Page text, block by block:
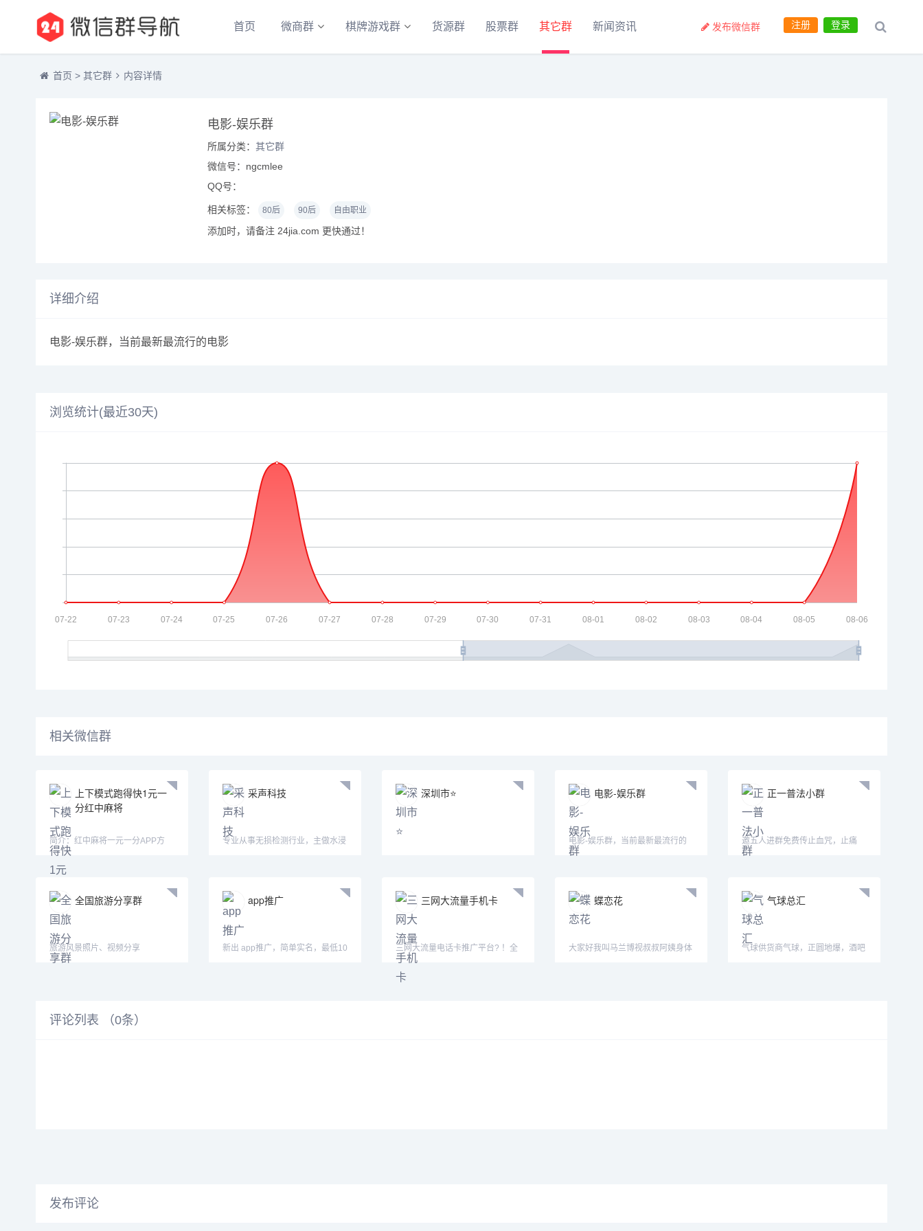
首页 微商群 棋牌游戏群 货源群 股票群 其它群 新闻资讯 登录
注册
发布微信群
首页 > 其它群 内容详情
电影-娱乐群
所属分类： 其它群
微信号：ngcmlee
QQ号：
相关标签： 80后 90后 自由职业
添加时，请备注 24jia.com 更快通过！
详细介绍
电影-娱乐群，当前最新最流行的电影
浏览统计(最近30天)
相关微信群
上下模式跑得快1元一
分红中麻将
简介：红中麻将一元一分APP方
式：认准微—mj33656—mimi15
采声科技
专业从事无损检测行业，主做水浸
深圳市⭐️ 电影-娱乐群
电影-娱乐群，当前最新最流行的
电影
正一普法小群
邀五人进群免费传止血咒，止痛
法！
全国旅游分享群
旅游风景照片、视频分享
app推广
新出 app推广，简单实名，最低10
三网大流量手机卡
三网大流量电话卡推广平台? ！全
渠道招商， 价格175/张
蝶恋花
大家好我叫马兰博视叔叔阿姨身体
气球总汇
气球供货商气球，正圆地爆，酒吧
评论列表 （0条）
发布评论